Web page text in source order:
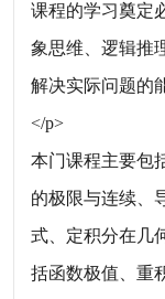
课程的学习奠定
象思维、逻辑推
解决实际问题的
</p>
本门课程主要包
的极限与连续、
式、定积分在几
括函数极值、重